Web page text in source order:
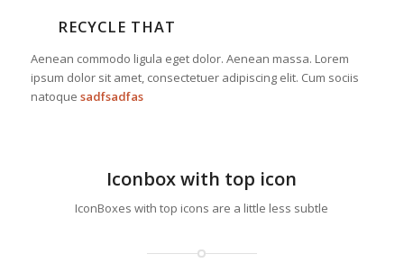
RECYCLE THAT
Aenean commodo ligula eget dolor. Aenean massa. Lorem
ipsum dolor sit amet, consectetuer adipiscing elit. Cum sociis
natoque sadfsadfas
Iconbox with top icon
IconBoxes with top icons are a little less subtle